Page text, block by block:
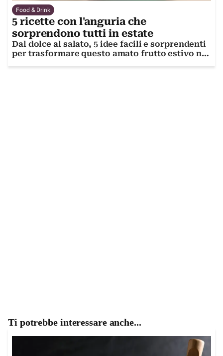
Food & Drink
5 ricette con l'anguria che
sorprendono tutti in estate
Dal dolce al salato, 5 idee facili e sorprendenti
per trasformare questo amato frutto estivo nel
Ti potrebbe interessare anche...